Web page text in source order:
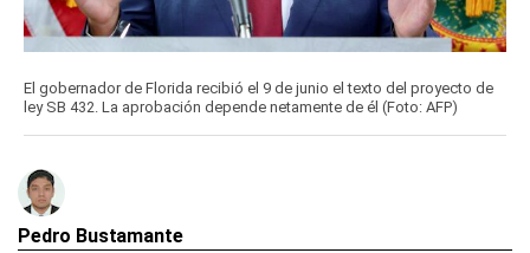
El gobernador de Florida recibió el 9 de junio el texto del proyecto de
ley SB 432. La aprobación depende netamente de él (Foto: AFP)
Pedro Bustamante